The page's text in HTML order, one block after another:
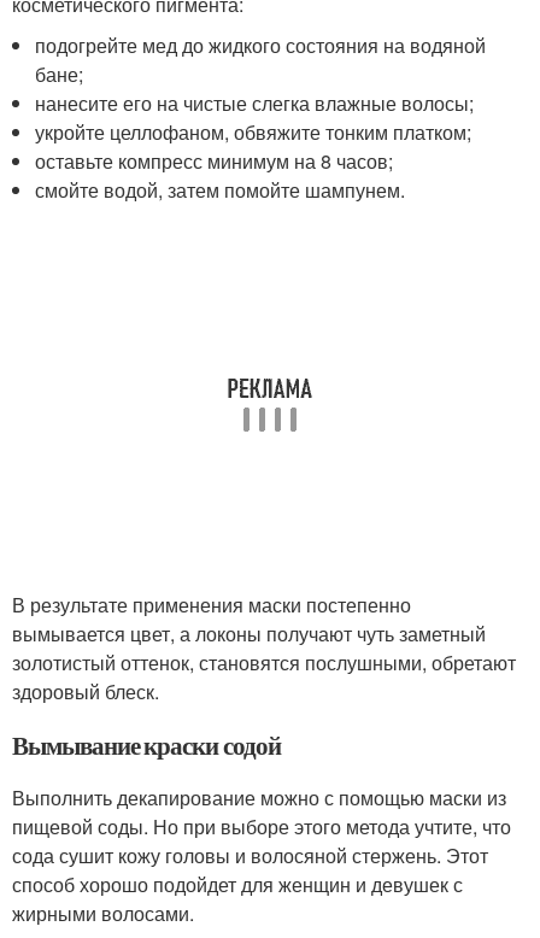
подогрейте мед до жидкого состояния на водяной
бане;
нанесите его на чистые слегка влажные волосы;
укройте целлофаном, обвяжите тонким платком;
оставьте компресс минимум на 8 часов;
смойте водой, затем помойте шампунем.
В результате применения маски постепенно
вымывается цвет, а локоны получают чуть заметный
золотистый оттенок, становятся послушными, обретают
здоровый блеск.
Вымывание краски содой
Выполнить декапирование можно с помощью маски из
пищевой соды. Но при выборе этого метода учтите, что
сода сушит кожу головы и волосяной стержень. Этот
способ хорошо подойдет для женщин и девушек с
жирными волосами.